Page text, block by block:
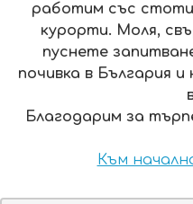
работим със
курорти. Моля,
пуснете
почивка в България
Благодарим за
Към
ПАРК ХОТЕЛ
РИБАРИЦА
ИЗГОДНИ ПАКЕТИ
3 нощувки:
Виж